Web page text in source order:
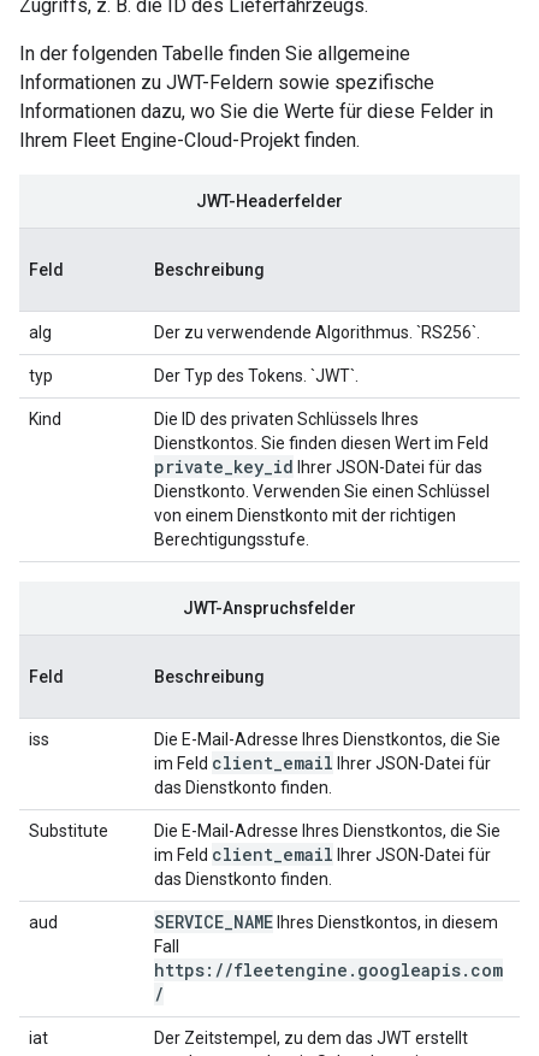
Zugriffs, z. B. die ID des Lieferfahrzeugs.
In der folgenden Tabelle finden Sie allgemeine
Informationen zu JWT-Feldern sowie spezifische
Informationen dazu, wo Sie die Werte für diese Felder in
Ihrem Fleet Engine-Cloud-Projekt finden.
JWT-Headerfelder
Feld Beschreibung
alg Der zu verwendende Algorithmus. `RS256`.
typ Der Typ des Tokens. `JWT`.
Kind
Die ID des privaten Schlüssels Ihres
Dienstkontos. Sie finden diesen Wert im Feld
private_key_id Ihrer JSON-Datei für das
Dienstkonto. Verwenden Sie einen Schlüssel
von einem Dienstkonto mit der richtigen
Berechtigungsstufe.
JWT-Anspruchsfelder
Feld Beschreibung
iss
Die E-Mail-Adresse Ihres Dienstkontos, die Sie
im Feld client_email Ihrer JSON-Datei für
das Dienstkonto finden.
Substitute
Die E-Mail-Adresse Ihres Dienstkontos, die Sie
im Feld client_email Ihrer JSON-Datei für
das Dienstkonto finden.
aud SERVICE_NAME Ihres Dienstkontos, in diesem
Fall
https://fleetengine.googleapis.com
/
iat
Der Zeitstempel, zu dem das JWT erstellt